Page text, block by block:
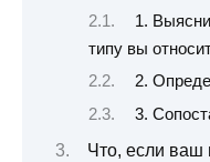
1.
типу вы
2.
3.
Что, если ваш